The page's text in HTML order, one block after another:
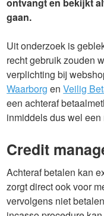
gaan.
Uit onderzoek is
recht gebruik zouden
verplichting bij
Waarborg enVeilig
een achteraf
inmiddels dus wel een
Credit
Achteraf betalen kan
zorgt direct ook voor
vervolgens niet